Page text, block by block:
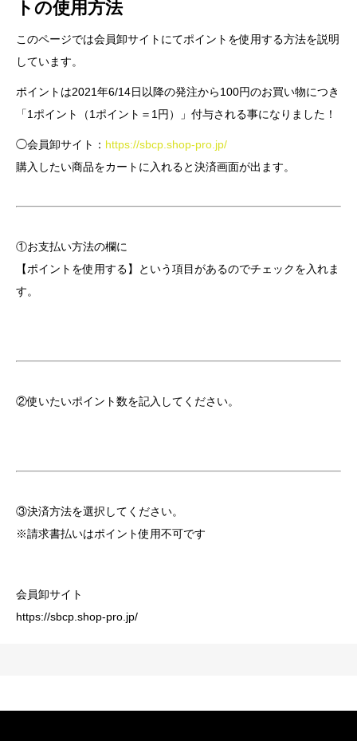
トの使用方法
このページでは会員卸サイトにてポイントを使用する方法を説明
しています。
ポイントは2021年6/14日以降の発注から100円のお買い物につき
「1ポイント（1ポイント＝1円）」付与される事になりました！
◯会員卸サイト： https://sbcp.shop-pro.jp/
購入したい商品をカートに入れると決済画面が出ます。
①お支払い方法の欄に
【ポイントを使用する】という項目があるのでチェックを入れま
す。
②使いたいポイント数を記入してください。
③決済方法を選択してください。
※請求書払いはポイント使用不可です
会員卸サイト
https://sbcp.shop-pro.jp/